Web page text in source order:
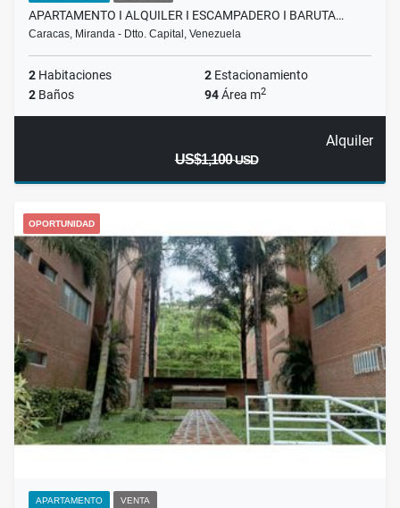
APARTAMENTO I ALQUILER I ESCAMPADERO I BARUTA…
Caracas, Miranda - Dtto. Capital, Venezuela
2 Habitaciones 2 Estacionamiento
2 Baños 94Área m2
Alquiler
US$1,100USD
OPORTUNIDAD
APARTAMENTO VENTA